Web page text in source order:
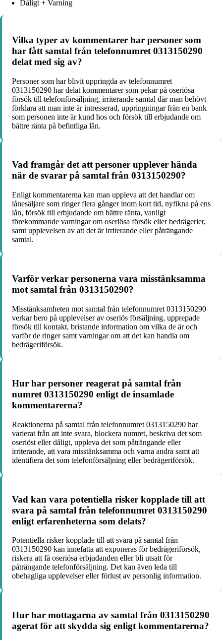
Dåligt + Varning
Vilka typer av kommentarer har personer som
har fått samtal från telefonnumret 0313150290
delat med sig av?
Personer som har blivit uppringda av telefonnumret
0313150290 har delat kommentarer som pekar på oseriösa
försök till telefonförsäljning, irriterande samtal där man behövt
förklara att man inte är intresserad, uppringningar från en bank
som personen inte är kund hos och försök till erbjudande om
bättre ränta på befintliga lån.
Vad framgår det att personer upplever hända
när de svarar på samtal från 0313150290?
Enligt kommentarerna kan man uppleva att det handlar om
lånesäljare som ringer flera gånger inom kort tid, nyfikna på ens
lån, försök till erbjudande om bättre ränta, vanligt
förekommande varningar om oseriösa försök eller bedrägerier,
samt upplevelsen av att det är irriterande eller påträngande
samtal.
Varför verkar personerna vara misstänksamma
mot samtal från 0313150290?
Misstänksamheten mot samtal från telefonnumret 0313150290
verkar bero på upplevelser av oseriös försäljning, upprepade
försök till kontakt, bristande information om vilka de är och
varför de ringer samt varningar om att det kan handla om
bedrägeriförsök.
Hur har personer reagerat på samtal från
numret 0313150290 enligt de insamlade
kommentarerna?
Reaktionerna på samtal från telefonnumret 0313150290 har
varierat från att inte svara, blockera numret, beskriva det som
oseriöst eller dåligt, uppleva det som påträngande eller
irriterande, att vara misstänksamma och varna andra samt att
identifiera det som telefonförsäljning eller bedrägeriförsök.
Vad kan vara potentiella risker kopplade till att
svara på samtal från telefonnumret 0313150290
enligt erfarenheterna som delats?
Potentiella risker kopplade till att svara på samtal från
0313150290 kan innefatta att exponeras för bedrägeriförsök,
riskera att få oseriösa erbjudanden eller bli utsatt för
påträngande telefonförsäljning. Det kan även leda till
obehagliga upplevelser eller förlust av personlig information.
Hur har mottagarna av samtal från 0313150290
agerat för att skydda sig enligt kommentarerna?